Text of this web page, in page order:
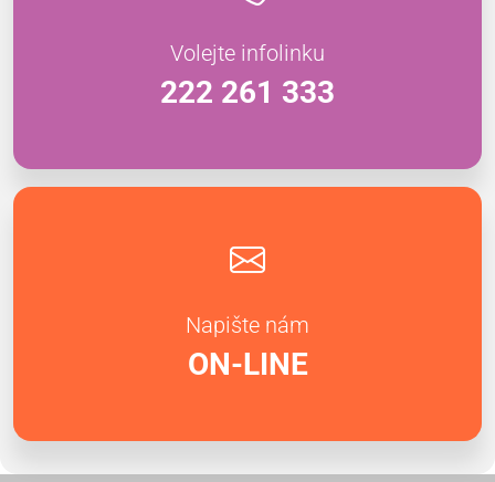
Volejte infolinku
222 261 333
Napište nám
ON-LINE